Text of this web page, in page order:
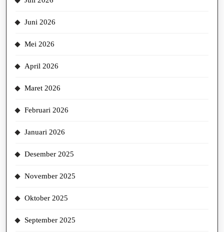
Juni 2026
Mei 2026
April 2026
Maret 2026
Februari 2026
Januari 2026
Desember 2025
November 2025
Oktober 2025
September 2025